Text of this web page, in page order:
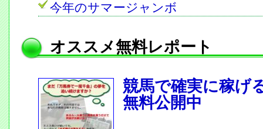
今年のサマージャンボ
オススメ無料レポート
競馬で確実に稼げ
無料公開中